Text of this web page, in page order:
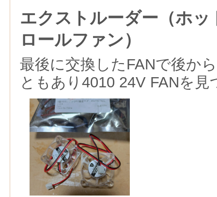
エクストルーダー（ホ
ロールファン）
最後に交換したFANで後か
ともあり4010 24V FANを見